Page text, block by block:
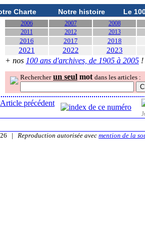
Charte Notre histoire Le
2006 2007
2008
2011
2012 2013
2016 2017 2018
2021 2022 2023
+ nos 100 ans d'archives, de 1905 à 2005 !
Rechercher un seul mot dans les articles :
| Reproduction autorisée avec mention de la